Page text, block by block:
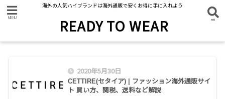
海外の人気ハイブランドは海外通販で安くお得に手に入れよう
READY TO WEAR
2020年5月30日
CETTIRE(セタイア) | ファッション海外通販サイ
ト 買い方、関税、送料など解説